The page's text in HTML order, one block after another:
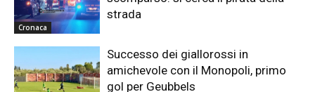
Cronaca
strada
Successo dei giallorossi in
amichevole con il Monopoli, primo
gol per Geubbels